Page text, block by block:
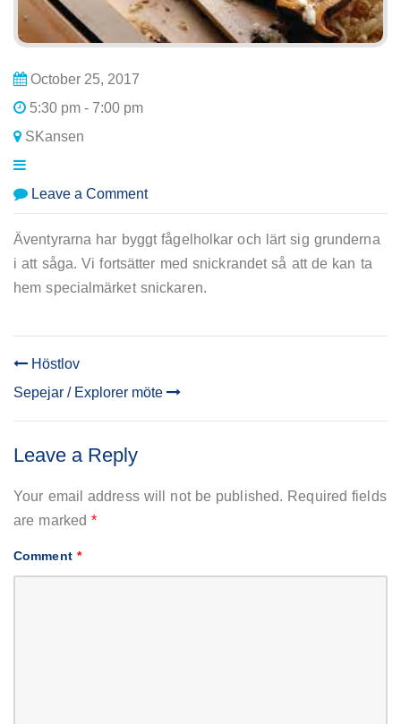
October 25, 2017
5:30 pm - 7:00 pm
SKansen
Leave a Commenton
Äventyrsscout
möte
Äventyrarna har byggt fågelholkar och lärt sig grunderna
i att såga. Vi fortsätter med snickrandet så att de kan ta
hem specialmärket snickaren.
POST
NAVIGATION
Höstlov
Sepejar / Explorer möte
Leave a Reply
Your email address will not be published. Required fields
are marked*
Comment *